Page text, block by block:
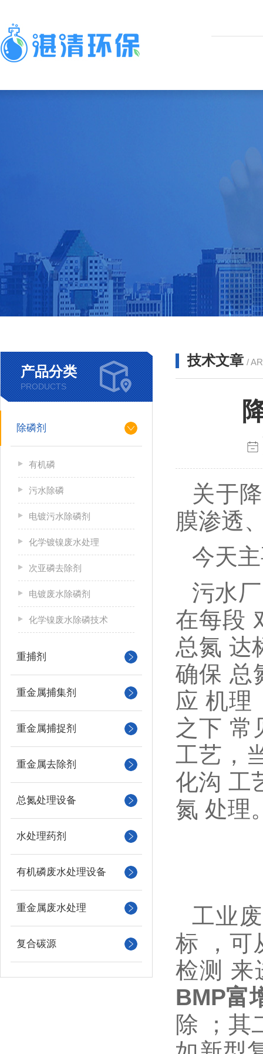
产品分类
PRODUCTS
除磷剂
有机磷
污水除磷
电镀污水除磷剂
化学镀镍废水处理
次亚磷去除剂
电镀废水除磷剂
化学镍废水除磷技术
重捕剂
重金属捕集剂
重金属捕捉剂
重金属去除剂
总氮处理设备
水处理药剂
有机磷废水处理设备
重金属废水处理
复合碳源
技术文章 /
关于
膜渗透
今天
污水厂
在每段
总氮 达
确保 总
应 机理
之下 常
工艺，
化沟 工
氮 处理
工业
标
，
检测 来
BMP富
除
；其